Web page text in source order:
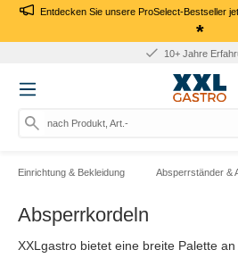
Entdecken Sie unsere ProSelect-Bestseller
*
10+ Jahre
nach Produkt, Art.-Nr., Mar
Einrichtung & Bekleidung Absperrständer &
Absperrkordeln
XXLgastro bietet eine breite Palette